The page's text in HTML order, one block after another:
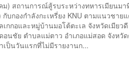
) สถานการณ์สู้รบระหว่างทหารเมียนมา
บกองกำลังกะเหรี่ยง KNU ตามแนวชาย
กกอและหมู่บ้านมอโต้ตะเล จังหวัดเมียว
อนชัย ตำบลแม่ตาว อำเภอแม่สอด จังห
ป็นวันแรกที่ไม่มีรายงานก...